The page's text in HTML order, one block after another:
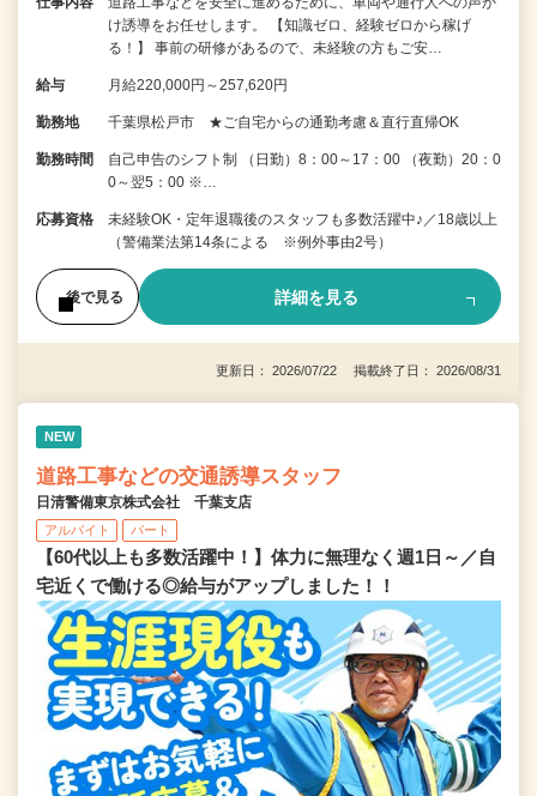
け誘導をお任せします。 【知識ゼロ、経験ゼロから稼げ
る！】 事前の研修があるので、未経験の方もご安…
給与 月給220,000円～257,620円
勤務地 千葉県松戸市 ★ご自宅からの通勤考慮＆直行直帰OK
勤務時間
自己申告のシフト制 （日勤）8：00～17：00 （夜勤）20：0
0～翌5：00 ※…
応募資格
未経験OK・定年退職後のスタッフも多数活躍中♪／18歳以上
（警備業法第14条による ※例外事由2号）
後で見る 詳細を見る
更新日： 2026/07/22 掲載終了日： 2026/08/31
NEW
道路工事などの交通誘導スタッフ
日清警備東京株式会社 千葉支店
アルバイト パート
【60代以上も多数活躍中！】体力に無理なく週1日～／自
宅近くで働ける◎給与がアップしました！！